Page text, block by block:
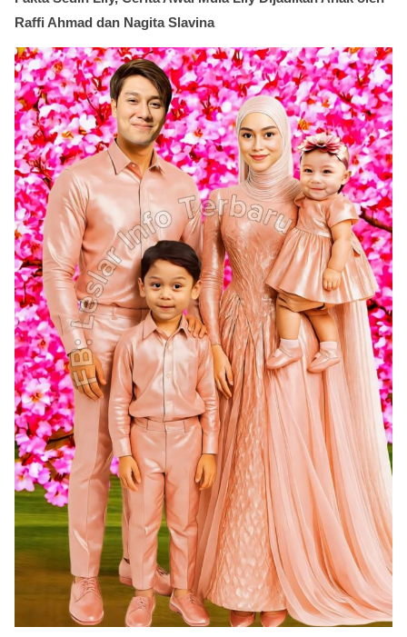
Raffi Ahmad dan Nagita Slavina